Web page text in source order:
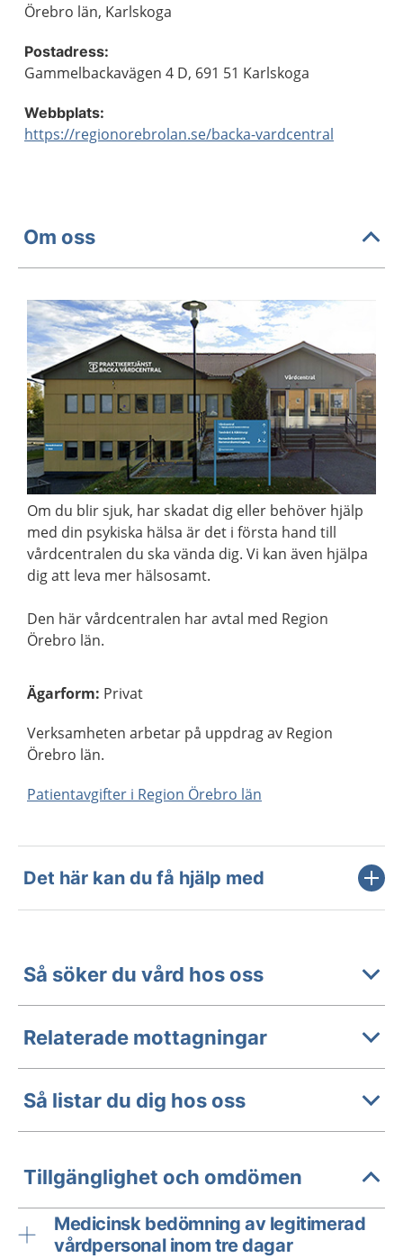
Örebro län, Karlskoga
Postadress:
Gammelbackavägen 4 D, 691 51 Karlskoga
Webbplats:
https://regionorebrolan.se/backa-vardcentral
Om oss
Om du blir sjuk, har skadat dig eller behöver hjälp
med din psykiska hälsa är det i första hand till
vårdcentralen du ska vända dig. Vi kan även hjälpa
dig att leva mer hälsosamt.
Den här vårdcentralen har avtal med Region
Örebro län.
Ägarform: Privat
Verksamheten arbetar på uppdrag av Region
Örebro län.
Patientavgifter i Region Örebro län
Det här kan du få hjälp med
Så söker du vård hos oss
Relaterade mottagningar
Så listar du dig hos oss
Tillgänglighet och omdömen
Medicinsk bedömning av legitimerad
vårdpersonal inom tre dagar